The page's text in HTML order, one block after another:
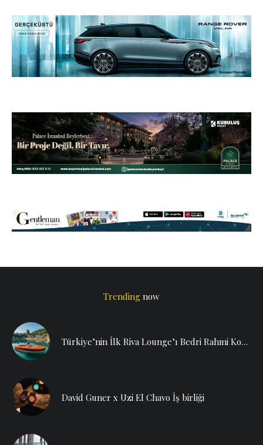
Trending now
Türkiye’nin İlk Riva Lounge’ı Bedri Rahmi Koyu’nda
David Guner x Uzi El Chavo İş birliği